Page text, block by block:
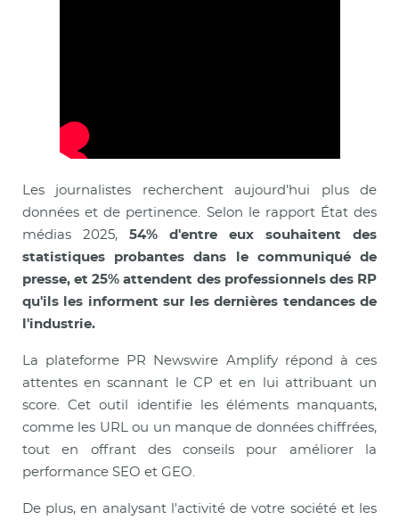
Les journalistes recherchent aujourd'hui plus de
données et de pertinence. Selon le rapport État des
médias 2025, 54% d'entre eux souhaitent des
statistiques probantes dans le communiqué de
presse, et 25% attendent des professionnels des RP
qu'ils les informent sur les dernières tendances de
l'industrie.
La plateforme PR Newswire Amplify répond à ces
attentes en scannant le CP et en lui attribuant un
score. Cet outil identifie les éléments manquants,
comme les URL ou un manque de données chiffrées,
tout en offrant des conseils pour améliorer la
performance SEO et GEO.
De plus, en analysant l'activité de votre société et les